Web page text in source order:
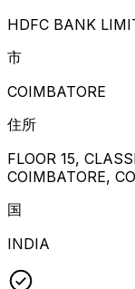
HDFC BANK
市
COIMBATORE
住所
FLOOR 15,
COIMBATORE,
国
INDIA